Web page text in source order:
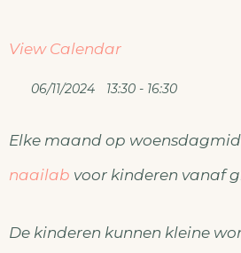
View Calendar
06/11/2024 13:30 - 16:30
Elke maand op
naailab voor kinderen vanaf
De kinderen kunnen kleine